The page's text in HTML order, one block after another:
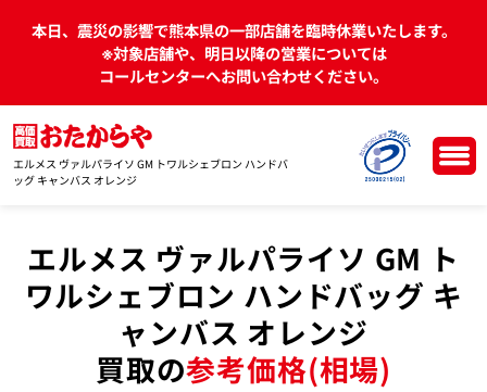
本日、震災の影響で熊本県の一部店舗を臨時休業いたします。
※対象店舗や、明日以降の営業については
コールセンターへお問い合わせください。
エルメス ヴァルパライソ GM トワルシェブロン ハンドバ
ッグ キャンバス オレンジ
エルメス ヴァルパライソ GM ト
ワルシェブロン ハンドバッグ キ
ャンバス オレンジ
買取の参考価格(相場)